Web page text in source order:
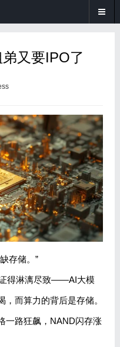
又要IPO了
存储。”
得淋漓尽致——AI大模
而算力的背后是存储。
一路狂飙，NAND闪存涨